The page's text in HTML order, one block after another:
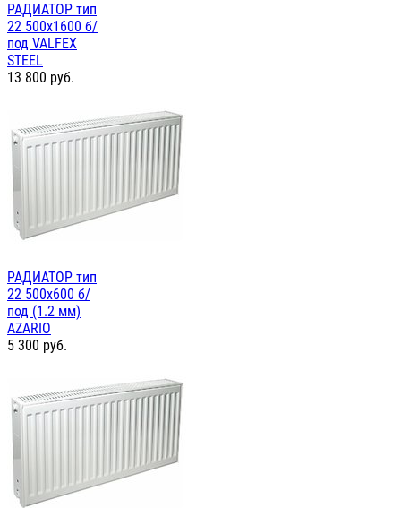
РАДИАТОР тип
22 500х1600 б/
под VALFEX
STEEL
13 800 руб.
РАДИАТОР тип
22 500х600 б/
под (1.2 мм)
AZARIO
5 300 руб.